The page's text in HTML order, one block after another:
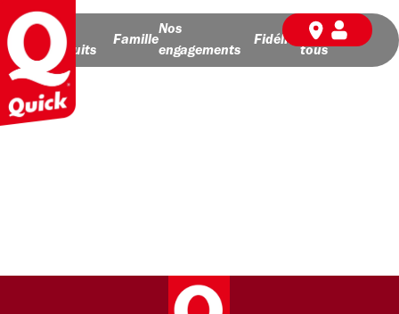
Nos
produits
Famille
Nos
engagements
Fidélité
BD pour
tous